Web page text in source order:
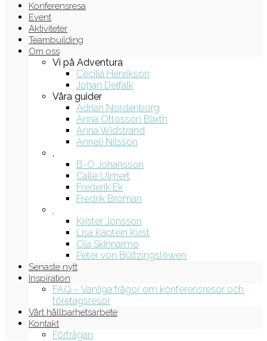
Konferensresa
Event
Aktiviteter
Teambuilding
Om oss
Vi på Adventura
Cecilia Henrikson
Johan Delfalk
Våra guider
Adrian Nordenborg
Anna Ottosson Blixth
Anna Widstrand
Anneli Nilsson
.
B-O Johansson
Calle Ulmert
Frederik Ek
Fredrik Broman
.
Krister Jonsson
Lisa Kaptein Kvist
Ola Skinnarmo
Peter von Bültzingslöwen
Senaste nytt
Inspiration
FAQ – Vanliga frågor om konferensresor och
företagsresor
Vårt hållbarhetsarbete
Kontakt
Förfrågan